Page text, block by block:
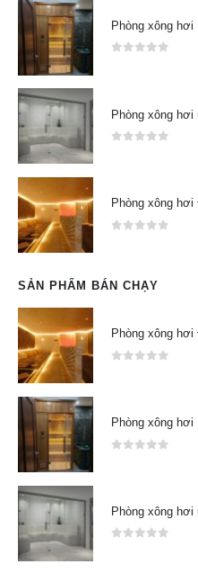
Phòng xông hơi
Phòng xông
Phòng xông
SẢN PHẨM BÁN CHẠY
Phòng xông
Phòng xông hơi
Phòng xông